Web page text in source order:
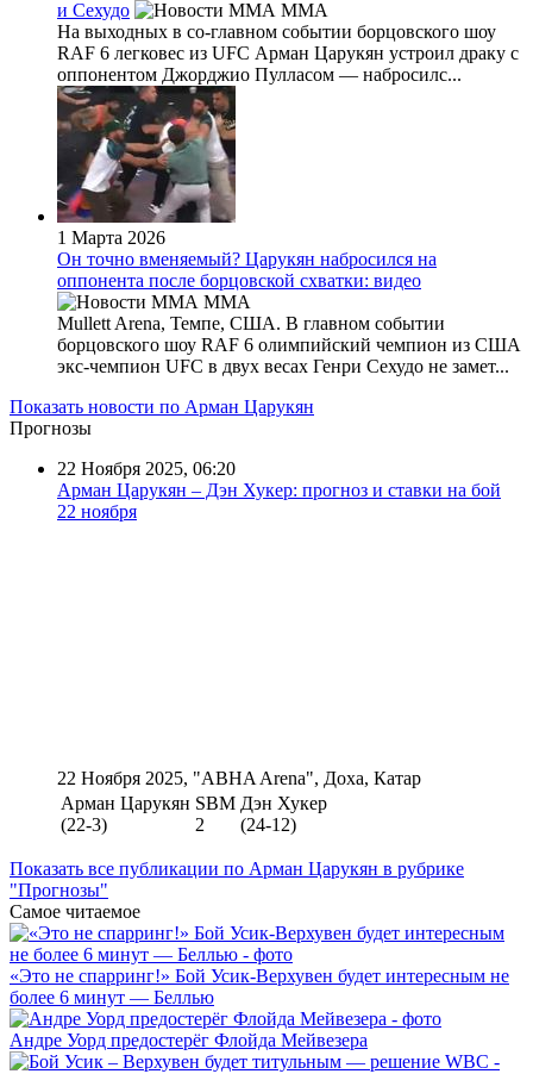
и Сехудо
MMA
На выходных в со-главном событии борцовского шоу
RAF 6 легковес из UFC Арман Царукян устроил драку с
оппонентом Джорджио Пулласом — набросилс...
1 Марта 2026
Он точно вменяемый? Царукян набросился на
оппонента после борцовской схватки: видео
MMA
Mullett Arena, Темпе, США. В главном событии
борцовского шоу RAF 6 олимпийский чемпион из США
экс-чемпион UFC в двух весах Генри Сехудо не замет...
Показать новости по Арман Царукян
Прогнозы
22 Ноября 2025, 06:20
Арман Царукян – Дэн Хукер: прогноз и ставки на бой
22 ноября
22 Ноября 2025, "ABHA Arena", Доха, Катар
Арман Царукян
(22-3)
SBM
2
Дэн Хукер
(24-12)
Показать все публикации по Арман Царукян в рубрике
"Прогнозы"
Самое читаемое
«Это не спарринг!» Бой Усик-Верхувен будет интересным не
более 6 минут — Беллью
Андре Уорд предостерёг Флойда Мейвезера